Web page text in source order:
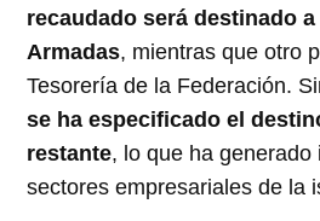
recaudado será destinado
Armadas, mientras que otro
Tesorería de la Federación.
se ha especificado el
restante, lo que ha
sectores empresariales de la